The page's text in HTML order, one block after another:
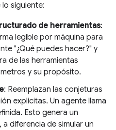
siguiente:
de herramientas:
legible por máquina para
"¿Qué puedes hacer?" y
de las herramientas
y su propósito.
: Reemplazan las conjeturas
explícitas. Un agente llama
Esto genera un
diferencia de simular un